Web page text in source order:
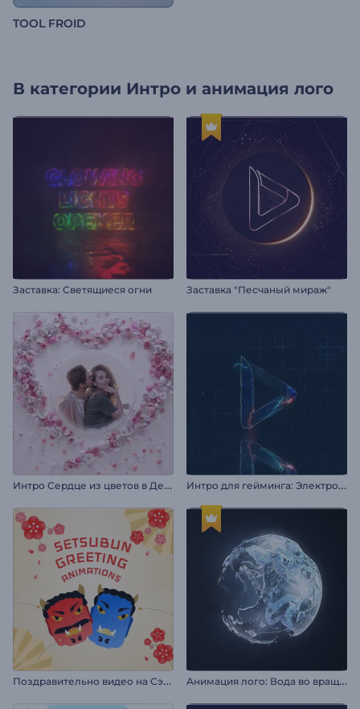
TOOL FROID
В категории Интро и анимация лого
Заставка: Светящиеся огни Заставка "Песчаный мираж"
И
нтро Сердце из цветов в День Святого Валентина И
нтро для гейминга: Электро камень
П
оздравительно видео на Сэцубун А
нимация лого: Вода во вращении